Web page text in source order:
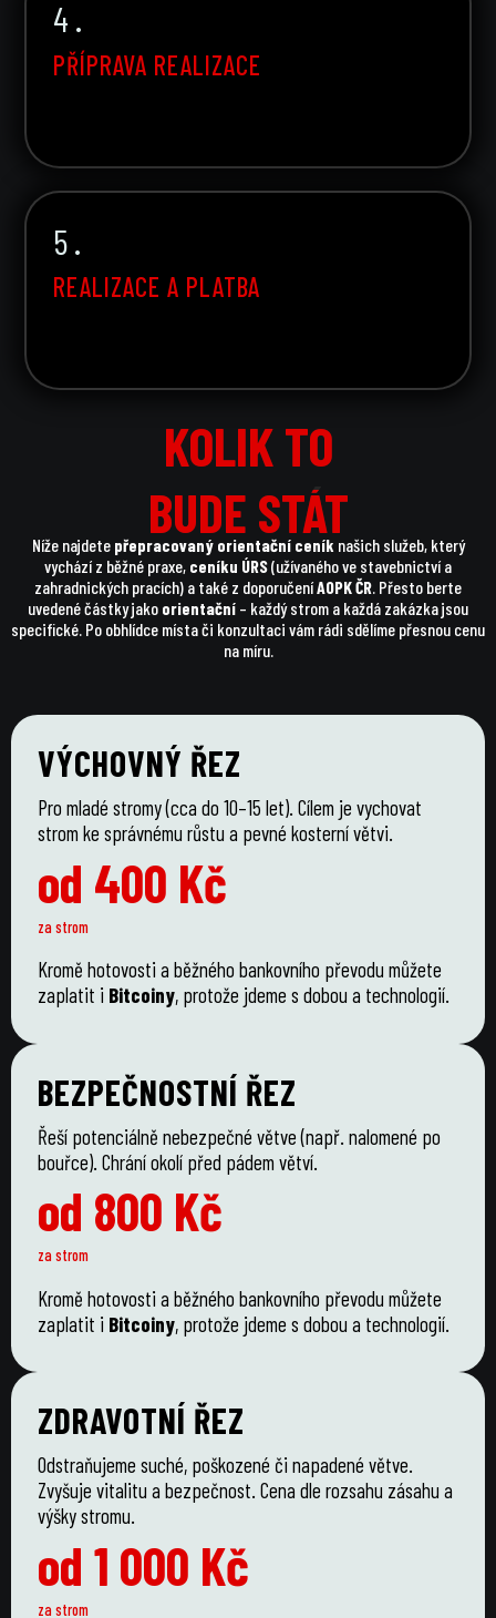
4 .
PŘÍPRAVA REALIZACE
5 .
REALIZACE A PLATBA
KOLIK TO
KOLIK TO
BUDE STÁT
BUDE STÁT
Níže najdete přepracovaný orientační ceník našich služeb, který
vychází z běžné praxe, ceníku ÚRS(užívaného ve stavebnictví a
zahradnických pracích) a také z doporučeníAOPK ČR. Přesto berte
uvedené částky jako orientační – každý strom a každá zakázka jsou
specifické. Po obhlídce místa či konzultaci vám rádi sdělíme přesnou cenu
na míru.
VÝCHOVNÝ ŘEZ
Pro mladé stromy (cca do 10–15 let). Cílem je vychovat
strom ke správnému růstu a pevné kosterní větvi.
od 400 Kč
za strom
Kromě hotovosti a běžného bankovního převodu můžete
zaplatit i Bitcoiny, protože jdeme s dobou a technologií.
BEZPEČNOSTNÍ ŘEZ
Řeší potenciálně nebezpečné větve (např. nalomené po
bouřce). Chrání okolí před pádem větví.
od 800 Kč
za strom
Kromě hotovosti a běžného bankovního převodu můžete
zaplatit i Bitcoiny, protože jdeme s dobou a technologií.
ZDRAVOTNÍ ŘEZ
Odstraňujeme suché, poškozené či napadené větve.
Zvyšuje vitalitu a bezpečnost. Cena dle rozsahu zásahu a
výšky stromu.
od 1 000 Kč
za strom